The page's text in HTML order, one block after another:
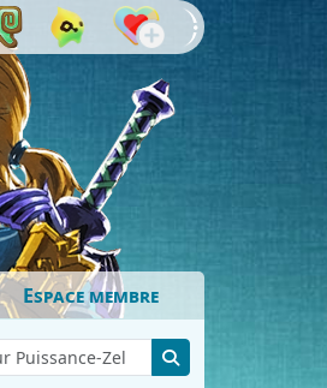
Espace membre